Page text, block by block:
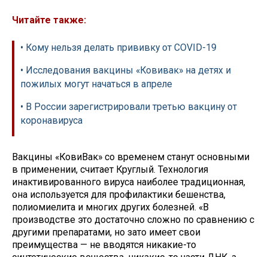
Читайте также:
• Кому нельзя делать прививку от COVID-19
• Исследования вакцины «Ковивак» на детях и
пожилых могут начаться в апреле
• В России зарегистрировали третью вакцину от
коронавируса
Вакцины «КовиВак» со временем станут основными
в применении, считает Круглый. Технология
инактивированного вируса наиболее традиционная,
она используется для профилактики бешенства,
полиомиелита и многих других болезней. «В
производстве это достаточно сложно по сравнению с
другими препаратами, но зато имеет свои
преимущества — не вводятся никакие-то